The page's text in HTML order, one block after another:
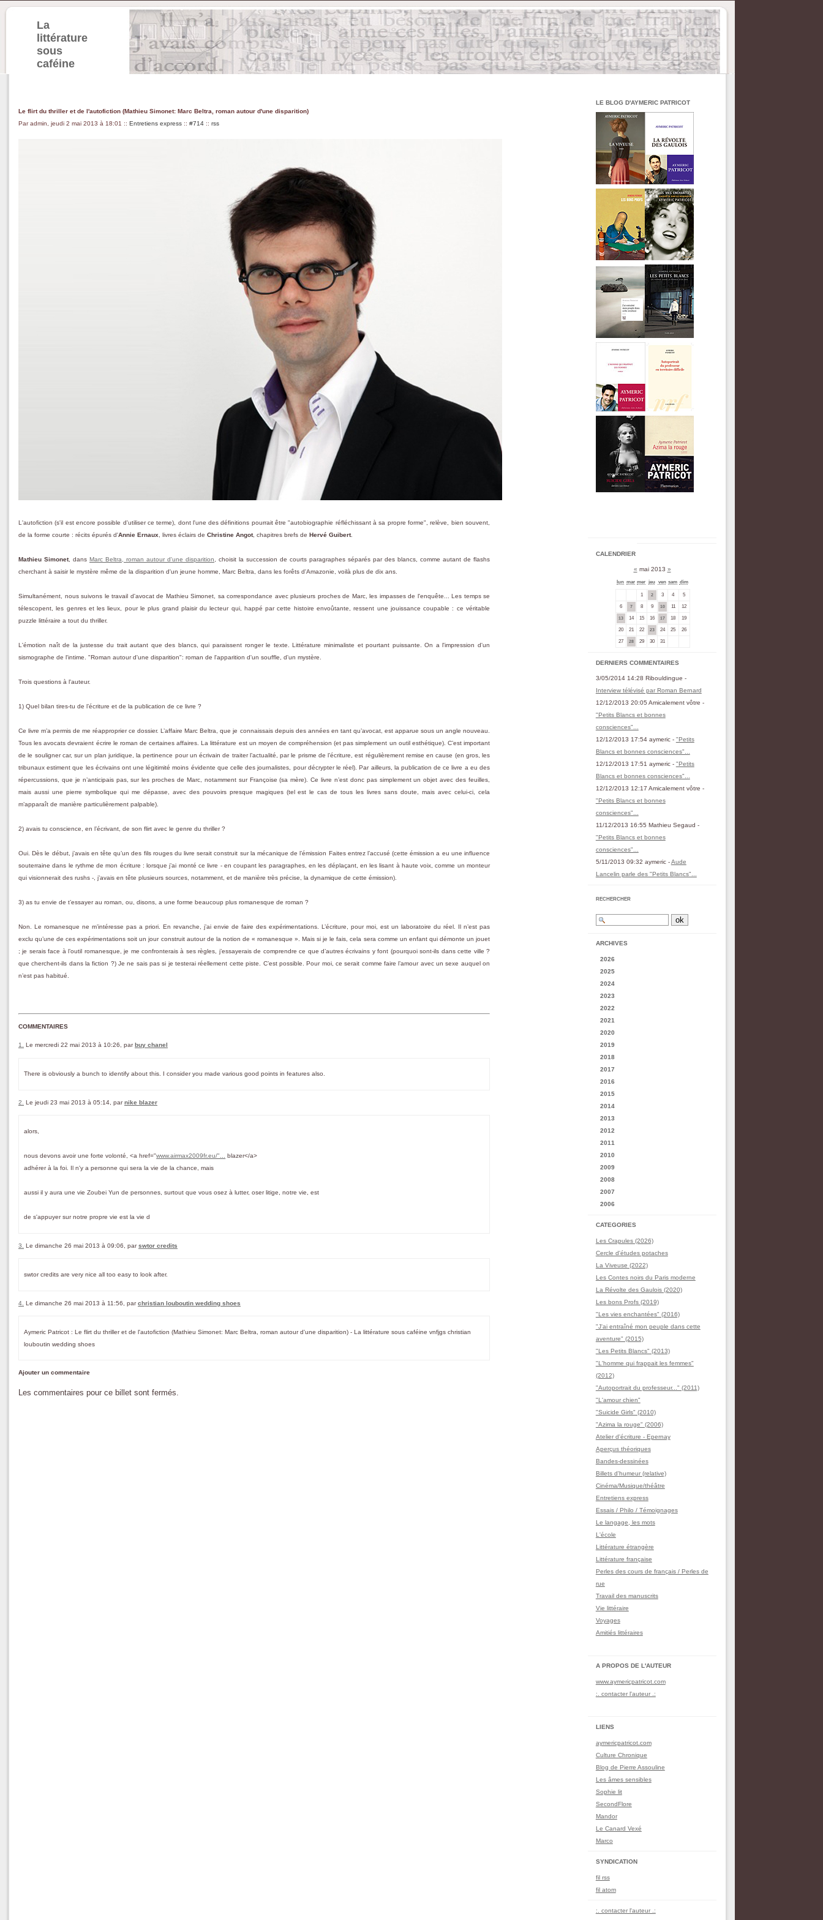
La
littérature
sous
caféine
Le flirt du thriller et de l'autofiction (Mathieu Simonet: Marc Beltra, roman autour d'une disparition)
Par admin, jeudi 2 mai 2013 à 18:01 :: Entretiens express :: #714 :: rss
L'autofiction (s'il est encore possible d'utiliser ce terme), dont l'une des définitions pourrait être "autobiographie réfléchissant à sa propre forme", relève, bien souvent,
de la forme courte : récits épurés d'Annie Ernaux , livres éclairs de Christine Angot, chapitres brefs de Hervé Guibert.
Mathieu Simonet, dans Marc Beltra, roman autour d'une disparition , choisit la succession de courts paragraphes séparés par des blancs, comme autant de flashs
cherchant à saisir le mystère même de la disparition d'un jeune homme, Marc Beltra, dans les forêts d'Amazonie, voilà plus de dix ans.
Simultanément, nous suivons le travail d'avocat de Mathieu Simonet, sa correspondance avec plusieurs proches de Marc, les impasses de l'enquête... Les temps se
télescopent, les genres et les lieux, pour le plus grand plaisir du lecteur qui, happé par cette histoire envoûtante, ressent une jouissance coupable : ce véritable
puzzle littéraire a tout du thriller.
L'émotion naît de la justesse du trait autant que des blancs, qui paraissent ronger le texte. Littérature minimaliste et pourtant puissante. On a l'impression d'un
sismographe de l'intime. "Roman autour d'une disparition": roman de l'apparition d'un souffle, d'un mystère.
Trois questions à l'auteur.
1) Quel bilan tires-tu de l’écriture et de la publication de ce livre ?
Ce livre m’a permis de me réapproprier ce dossier. L’affaire Marc Beltra, que je connaissais depuis des années en tant qu’avocat, est apparue sous un angle nouveau.
Tous les avocats devraient écrire le roman de certaines affaires. La littérature est un moyen de compréhension (et pas simplement un outil esthétique). C’est important
de le souligner car, sur un plan juridique, la pertinence pour un écrivain de traiter l’actualité, par le prisme de l’écriture, est régulièrement remise en cause (en gros, les
tribunaux estiment que les écrivains ont une légitimité moins évidente que celle des journalistes, pour décrypter le réel). Par ailleurs, la publication de ce livre a eu des
répercussions, que je n’anticipais pas, sur les proches de Marc, notamment sur Françoise (sa mère). Ce livre n’est donc pas simplement un objet avec des feuilles,
mais aussi une pierre symbolique qui me dépasse, avec des pouvoirs presque magiques (tel est le cas de tous les livres sans doute, mais avec celui-ci, cela
m’apparaît de manière particulièrement palpable).
2) avais tu conscience, en l’écrivant, de son flirt avec le genre du thriller ?
Oui. Dès le début, j’avais en tête qu’un des fils rouges du livre serait construit sur la mécanique de l’émission Faites entrez l’accusé (cette émission a eu une influence
souterraine dans le rythme de mon écriture : lorsque j’ai monté ce livre - en coupant les paragraphes, en les déplaçant, en les lisant à haute voix, comme un monteur
qui visionnerait des rushs -, j’avais en tête plusieurs sources, notamment, et de manière très précise, la dynamique de cette émission).
3) as tu envie de t’essayer au roman, ou, disons, a une forme beaucoup plus romanesque de roman ?
Non. Le romanesque ne m’intéresse pas a priori. En revanche, j’ai envie de faire des expérimentations. L’écriture, pour moi, est un laboratoire du réel. Il n’est pas
exclu qu’une de ces expérimentations soit un jour construit autour de la notion de « romanesque ». Mais si je le fais, cela sera comme un enfant qui démonte un jouet
; je serais face à l’outil romanesque, je me confronterais à ses règles, j’essayerais de comprendre ce que d’autres écrivains y font (pourquoi sont-ils dans cette ville ?
que cherchent-ils dans la fiction ?) Je ne sais pas si je testerai réellement cette piste. C’est possible. Pour moi, ce serait comme faire l’amour avec un sexe auquel on
n’est pas habitué.
COMMENTAIRES
1. Le mercredi 22 mai 2013 à 10:26, par buy chanel
There is obviously a bunch to identify about this. I consider you made various good points in features also.
2. Le jeudi 23 mai 2013 à 05:14, parnike blazer
alors,
nous devons avoir une forte volonté, <a href="www.airmax2009fr.eu/"...
blazer</a>
adhérer à la foi. Il n'y a personne qui sera la vie de la chance, mais
aussi il y aura une vie Zoubei Yun de personnes, surtout que vous osez à lutter, oser litige, notre vie, est
de s'appuyer sur notre propre vie est la vie d
3. Le dimanche 26 mai 2013 à 09:06, parswtor credits
swtor credits are very nice all too easy to look after.
4. Le dimanche 26 mai 2013 à 11:56, parchristian louboutin wedding shoes
Aymeric Patricot : Le flirt du thriller et de l'autofiction (Mathieu Simonet: Marc Beltra, roman autour d'une disparition) - La littérature sous caféine vnfjgs christian
louboutin wedding shoes
Ajouter un commentaire
Les commentaires pour ce billet sont fermés.
LE BLOG D'AYMERIC PATRICOT
CALENDRIER
« mai 2013 »
lun mar mer jeu ven sam dim
1 2 3 4 5
6 7 8 9 10 11 12
13 14 15 16 17 18 19
20 21 22 23 24 25 26
27 28 29 30 31
DERNIERS COMMENTAIRES
3/05/2014 14:28 Ribouldingue -
Interview télévisé par Roman Bernard
12/12/2013 20:05 Amicalement vôtre -
"Petits Blancs et bonnes
consciences"...
12/12/2013 17:54 aymeric - "Petits
Blancs et bonnes consciences"...
12/12/2013 17:51 aymeric - "Petits
Blancs et bonnes consciences"...
12/12/2013 12:17 Amicalement vôtre -
"Petits Blancs et bonnes
consciences"...
11/12/2013 16:55 Mathieu Segaud -
"Petits Blancs et bonnes
consciences"...
5/11/2013 09:32 aymeric -Aude
Lancelin parle des "Petits Blancs"...
RECHERCHER
ARCHIVES
2026
2025
2024
2023
2022
2021
2020
2019
2018
2017
2016
2015
2014
2013
2012
2011
2010
2009
2008
2007
2006
CATEGORIES
Les Crapules (2026)
Cercle d'études potaches
La Viveuse (2022)
Les Contes noirs du Paris moderne
La Révolte des Gaulois (2020)
Les bons Profs (2019)
"Les vies enchantées" (2016)
"J'ai entraîné mon peuple dans cette
aventure" (2015)
"Les Petits Blancs" (2013)
"L'homme qui frappait les femmes"
(2012)
"Autoportrait du professeur..." (2011)
"L'amour chien"
"Suicide Girls" (2010)
"Azima la rouge" (2006)
Atelier d'écriture - Epernay
Aperçus théoriques
Bandes-dessinées
Billets d'humeur (relative)
Cinéma/Musique/théâtre
Entretiens express
Essais / Philo / Témoignages
Le langage, les mots
L'école
Littérature étrangère
Littérature française
Perles des cours de français / Perles de
rue
Travail des manuscrits
Vie littéraire
Voyages
Amitiés littéraires
A PROPOS DE L'AUTEUR
www.aymericpatricot.com
:. contacter l'auteur .:
LIENS
aymericpatricot.com
Culture Chronique
Blog de Pierre Assouline
Les âmes sensibles
Sophie lit
SecondFlore
Mandor
Le Canard Vexé
Marco
SYNDICATION
fil rss
fil atom
:. contacter l'auteur .: